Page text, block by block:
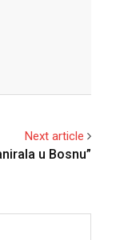
Next article
u Bosnu”